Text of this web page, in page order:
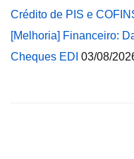
Crédito de PIS e
[Melhoria] Financeiro:
Cheques EDI 03/08/